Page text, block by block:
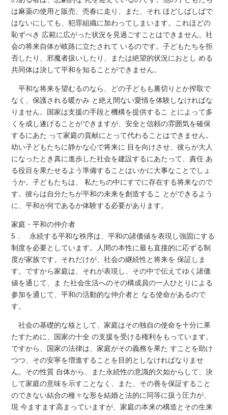
は麻薬の使用と販売、売春に走り、また、それ ほどしばしばで
はないにしても、犯罪組織に加わってしまいます。これほどの
恥ずべき 広範に広がった状況を見過ごすことはできません。社
会の将来自体が岐路に立たされて いるのです。子どもたちを拒
否したり、邪魔者扱いしたり、または絶望的状況におとし める
共同体は決して平和を知ることができません。
平和な将来を望むるのなら、どの子どもも裏切りとか搾取で
なく、保護される暖かみ と絶え間ない愛情を体験しなければな
りません。国家は支援の手段と機構を提供するこ とによって多
くを成し遂げることができますが、安全と信頼の雰囲気を確保
するにあた って家庭の貢献にとって代わることはできません。
幼い子どもたちに静かな心で将来に 目を向けさせ、彼らが大人
になったとき真に進歩した社会を建設するにあたって、責任 あ
る役目を果たせるよう準備することはいかに大事なことでしょ
うか。子どもたちは、 私たちの中にすでに存在する将来なので
す。彼らは自分たちが平和の未来を創造するこ とができるよう
に、平和が何であるか体験する必要があります。
家庭・平和の仲介者
5． 永続する平和な秩序は、平和の諸価値を表現し強固にする
制度を必要としています。人間の本性に最も直接的に応ずる制
度が家族です。それだけが、社会の継続性と将来を 保証しま
す。ですから家庭は、それが表現し、その中で伝えてゆく諸価
値を通じて、ま た社会生活へのその構成員の一人ひとりによる
参加を通じて、平和の活動的な仲介者と なる使命があるので
す。
社会の基礎的な核として、家庭はその独自の使命を十分に果
たすために、国家の十全 の支援を受ける権利をもっています。
ですから、国家の法律は、家庭がその義務を果た すことを助け
つつ、その安寧を増進することを目的としなければなりませ
ん。その性質 自体から、また永続性の意識的欠如からして、決
して家庭の意味を示すことなく、また、その善を保証すること
のできない結合の種々な形を結婚と法的に同等に扱う圧力が、
現 今ますます高まっていますが、家庭の本来の構造とその生来